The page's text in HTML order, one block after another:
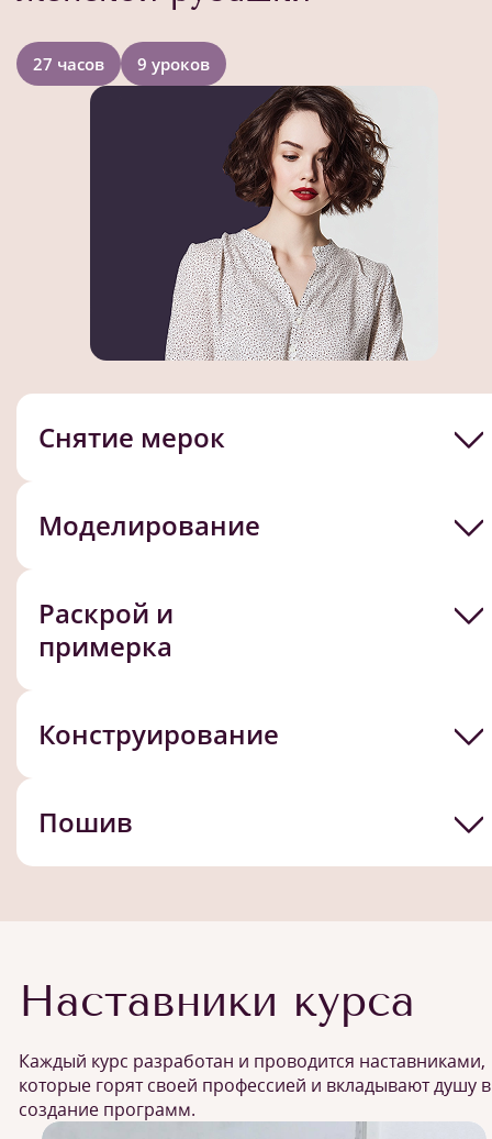
27 часов 9 уроков
Снятие мерок
Моделирование
Раскрой и
примерка
Конструирование
Пошив
Наставники курса
Каждый курс разработан и проводится наставниками,
которые горят своей профессией и вкладывают душу в
создание программ.